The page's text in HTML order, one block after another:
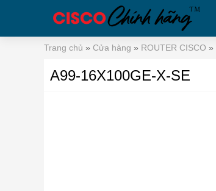
Trang chủ » Cửa hàng » ROUTER CISCO »
A99-16X100GE-X-SE